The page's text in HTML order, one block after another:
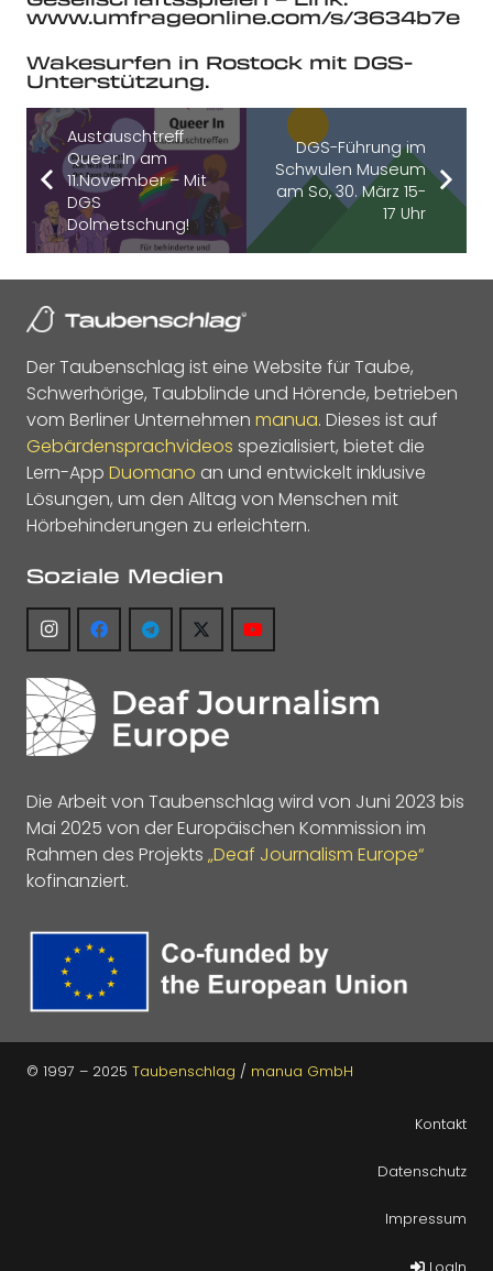
www.umfrageonline.com/s/3634b7e
Wakesurfen in Rostock mit DGS-
Unterstützung.
Austauschtreff
Queer In am
11.November – Mit
DGS
Dolmetschung!
DGS-Führung im
Schwulen Museum
am So, 30. März 15-
17 Uhr
Der Taubenschlag ist eine Website für Taube,
Schwerhörige, Taubblinde und Hörende, betrieben
vom Berliner Unternehmen manua. Dieses ist auf
Gebärdensprachvideos spezialisiert, bietet die
Lern-App Duomano an und entwickelt inklusive
Lösungen, um den Alltag von Menschen mit
Hörbehinderungen zu erleichtern.
Soziale Medien
Die Arbeit von Taubenschlag wird von Juni 2023 bis
Mai 2025 von der Europäischen Kommission im
Rahmen des Projekts „Deaf Journalism Europe“
kofinanziert.
© 1997 – 2025 Taubenschlag / manua GmbH
Kontakt
Datenschutz
Impressum
LogIn